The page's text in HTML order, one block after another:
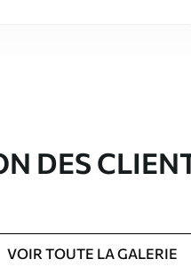
50 cm de large.
DES
VOIR TOUTE LA GALERIE